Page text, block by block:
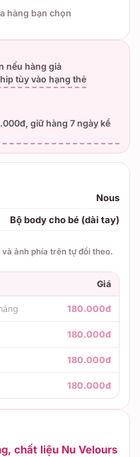
hàng bạn chọn
nếu hàng giả
tùy vào hạng thẻ
giữ hàng 7 ngày kể
Nous
Bộ body cho bé (dài tay)
ảnh phía trên tự đổi theo.
Giá
180.000đ
180.000đ
180.000đ
180.000đ
chất liệu Nu Velours